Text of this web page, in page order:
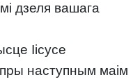
дзеля вашага
Іісусе
наступным маім